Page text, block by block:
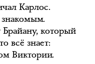
Карлос.
который
всё знает:
Виктории.